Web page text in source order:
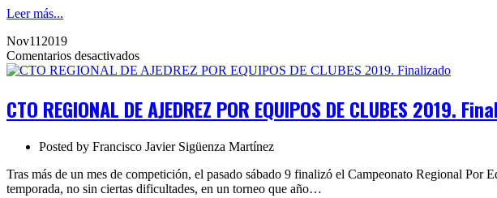
Leer más...
Nov11 2019
Comentarios desactivadosen
CTO
AJEDREZ
EQUIPOS
CLUBES
2019.
CTO REGIONAL DE AJEDREZ POR EQUIPOS DE CLUBES 2019.
Posted by Francisco Javier Sigüenza Martínez
Tras más de un mes de competición, el pasado sábado 9 finalizó el Campeonato Regional
temporada, no sin ciertas dificultades, en un torneo que año…